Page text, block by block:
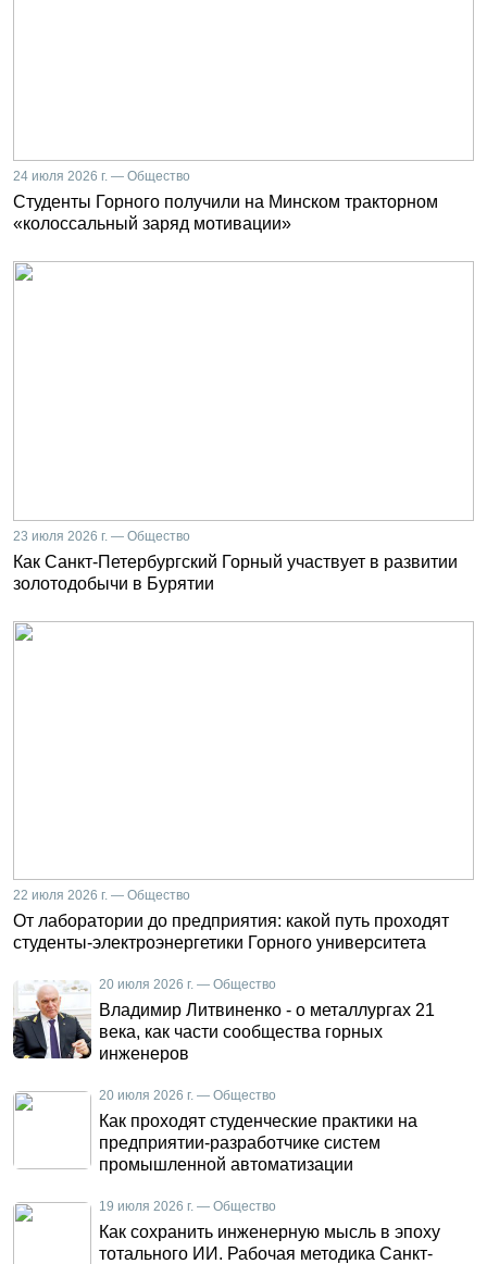
24 июля 2026 г. — Общество
Студенты Горного получили на Минском тракторном
«колоссальный заряд мотивации»
23 июля 2026 г. — Общество
Как Санкт-Петербургский Горный участвует в развитии
золотодобычи в Бурятии
22 июля 2026 г. — Общество
От лаборатории до предприятия: какой путь проходят
студенты-электроэнергетики Горного университета
20 июля 2026 г. — Общество
Владимир Литвиненко - о металлургах 21
века, как части сообщества горных
инженеров
20 июля 2026 г. — Общество
Как проходят студенческие практики на
предприятии-разработчике систем
промышленной автоматизации
19 июля 2026 г. — Общество
Как сохранить инженерную мысль в эпоху
тотального ИИ. Рабочая методика Санкт-